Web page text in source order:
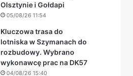
Olsztynie i Gołdapi
05/08/26 11:54
Kluczowa trasa do
lotniska w Szymanach do
rozbudowy. Wybrano
wykonawcę prac na DK57
04/08/26 15:40